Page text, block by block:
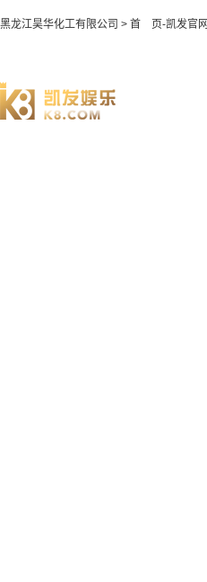
黑龙江昊华化工有限公司 > 首 页-凯发官